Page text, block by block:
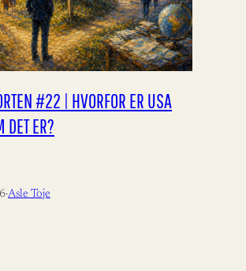
#22 | HVORFOR ER USA
DET ER?
·Asle Toje